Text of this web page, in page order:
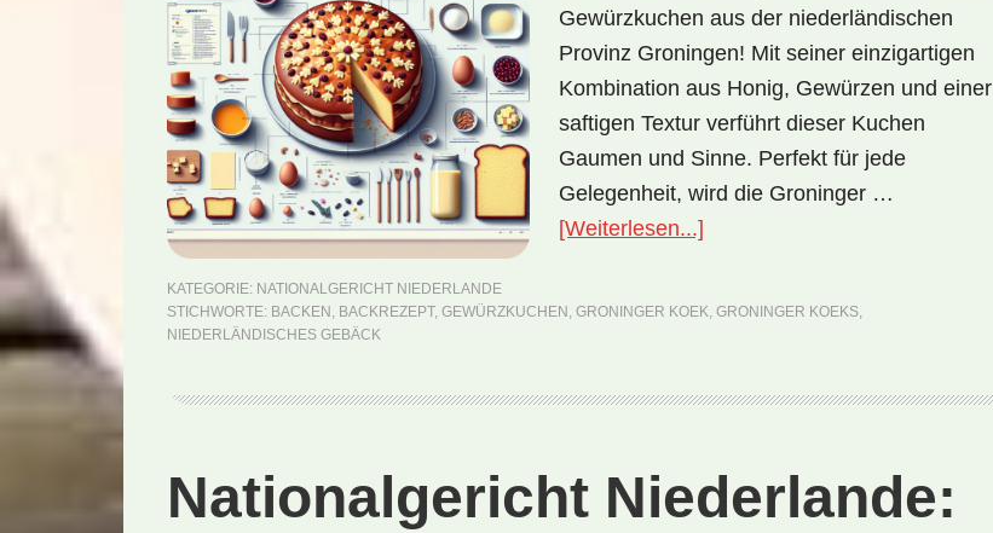
Gewürzkuchen aus der niederländischen
Provinz Groningen! Mit seiner einzigartigen
Kombination aus Honig, Gewürzen und einer
saftigen Textur verführt dieser Kuchen
Gaumen und Sinne. Perfekt für jede
Gelegenheit, wird die Groninger …
[Weiterlesen...]
KATEGORIE: NATIONALGERICHT NIEDERLANDE
STICHWORTE: BACKEN , BACKREZEPT, GEWÜRZKUCHEN , GRONINGER KOEK, GRONINGER KOEKS,
NIEDERLÄNDISCHES GEBÄCK
Nationalgericht Niederlande: